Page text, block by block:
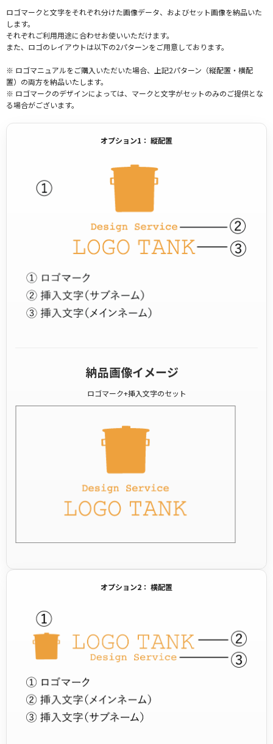
ロゴマークと文字をそれぞれ分けた画像データ、およびセット画像を納品いた
します。
それぞれご利用用途に合わせお使いいただけます。
また、ロゴのレイアウトは以下の2パターンをご用意しております。
※ ロゴマニュアルをご購入いただいた場合、上記2パターン（縦配置・横配
置）の両方を納品いたします。
※ ロゴマークのデザインによっては、マークと文字がセットのみのご提供とな
る場合がございます。
オプション1： 縦配置
納品画像イメージ
ロゴマーク+挿入文字のセット
オプション2： 横配置